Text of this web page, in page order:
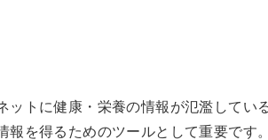
ットに健康・栄養の情報が氾濫してい
報を得るためのツールとして重要です